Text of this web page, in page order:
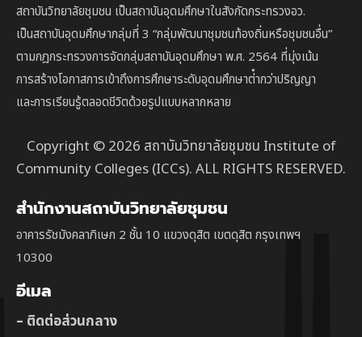
สถาบันวิทยาลัยชุมชน เป็นสถาบันอุดมศึกษาในสังกัดกระทรวงอว.
เป็นสถาบันอุดมศึกษากลุ่มที่ 3 “กลุ่มพัฒนาชุมชนท้องถิ่นหรือชุมชนอื่น”
ตามกฎกระทรวงการจัดกลุ่มสถาบันอุดมศึกษา พ.ศ. 2564 ที่มุ่งเน้น
การสร้างโอกาสการเข้าถึงการศึกษาระดับอุดมศึกษาต่ํากว่าปริญญา
และการเรียนรู้ตลอดชีวิตด้วยรูปแบบหลากหลาย
Copyright © 2026 สถาบันวิทยาลัยชุมชน Institute of
Community Colleges (ICCs). ALL RIGHTS RESERVED.
สำนักงานสถาบันวิทยาลัยชุมชน
อาคารรัชมังคลาภิเษก 2 ชั้น 10 แขวงดุสิต เขตดุสิต กรุงเทพฯ
10300
อีเมล
– ติดต่อส่วนกลาง